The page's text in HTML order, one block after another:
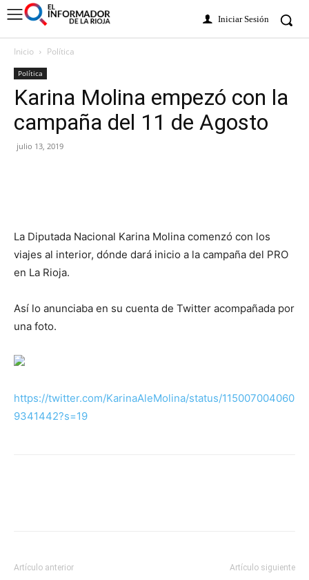
Iniciar Sesión
Inicio Política
Política
Karina Molina empezó con la
campaña del 11 de Agosto
julio 13, 2019
La Diputada Nacional Karina Molina comenzó con los
viajes al interior, dónde dará inicio a la campaña del PRO
en La Rioja.
Así lo anunciaba en su cuenta de Twitter acompañada por
una foto.
https://twitter.com/KarinaAleMolina/status/115007004060
9341442?s=19
Artículo anterior Artículo siguiente